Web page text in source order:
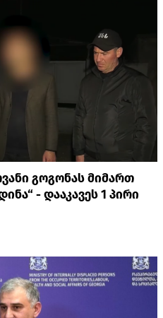
გოგონას მიმართ
- დააკავეს 1 პირი